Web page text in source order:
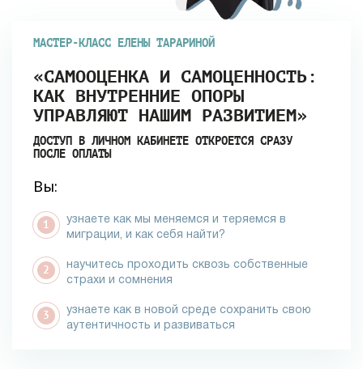
МАСТЕР-КЛАСС ЕЛЕНЫ ТАРАРИНОЙ
«САМООЦЕНКА И САМОЦЕННОСТЬ:
КАК ВНУТРЕННИЕ ОПОРЫ
УПРАВЛЯЮТ НАШИМ РАЗВИТИЕМ»
ДОСТУП В ЛИЧНОМ КАБИНЕТЕ ОТКРОЕТСЯ СРАЗУ
ПОСЛЕ ОПЛАТЫ
Вы:
узнаете как мы меняемся и теряемся в
миграции, и как себя найти?
научитесь проходить сквозь собственные
страхи и сомнения
узнаете как в новой среде сохранить свою
аутентичность и развиваться